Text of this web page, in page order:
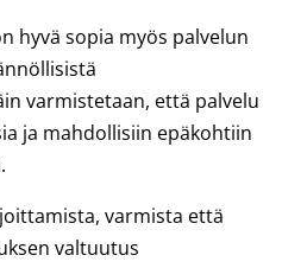
hyvä sopia myös palvelun
varmistetaan, että palvelu
ja mahdollisiin epäkohtiin
varmista että
valtuutus